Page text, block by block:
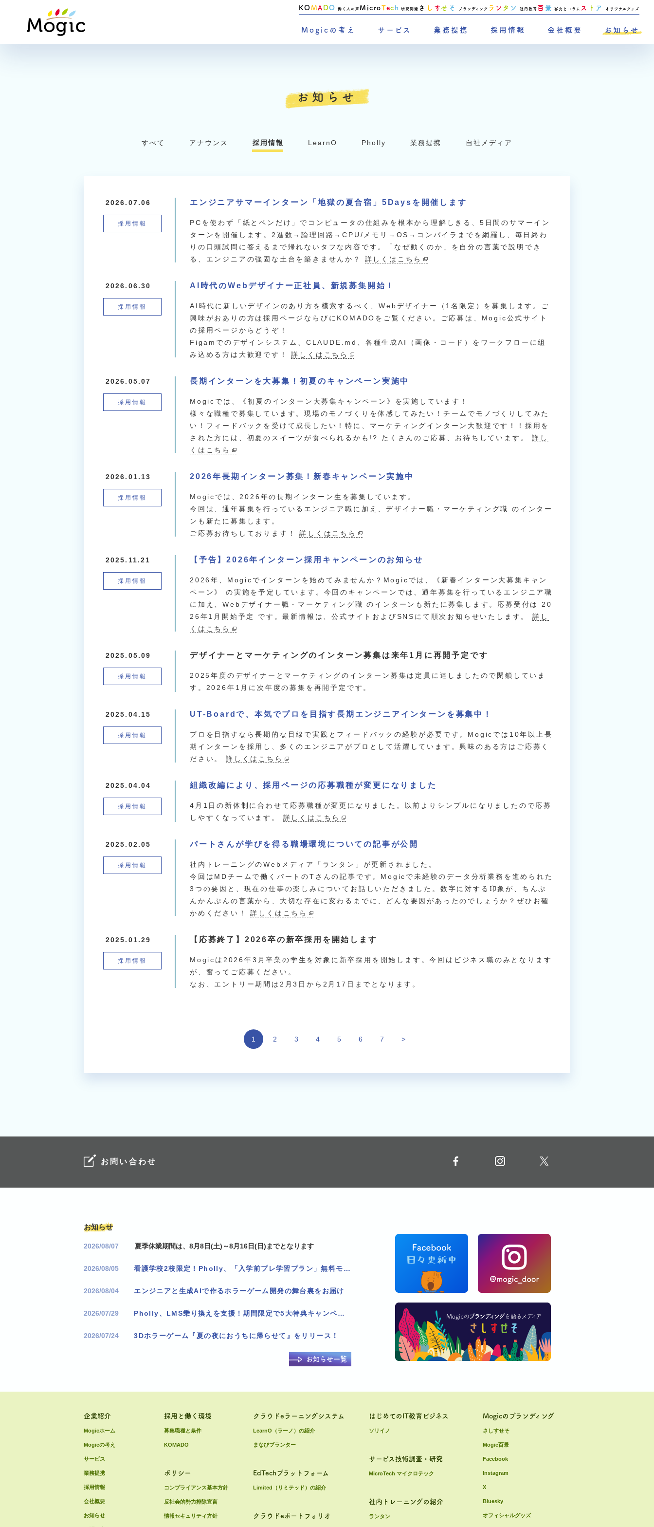
Mogicの考え サービス 業務提携 採用情報 会社概要 お知らせ
KO MA DO 働く人の声 MicroTec h 研究開発 さ し すせ そ ブランディング ラ ン タ ン 社内教育 百 景 写真とコラム ス ト ア オリジナルグッズ
お知らせ
すべて アナウンス 採用情報 LearnO Pholly 業務提携 自社メディア
2026.07.06
採用情報
エンジニアサマーインターン「地獄の夏合宿」5Daysを開催します
PCを使わず「紙とペンだけ」でコンピュータの仕組みを根本から理解しきる、5日間のサマーイン
ターンを開催します。2進数→論理回路→CPU/メモリ→OS→コンパイラまでを網羅し、毎日終わ
りの口頭試問に答えるまで帰れないタフな内容です。「なぜ動くのか」を自分の言葉で説明でき
る、エンジニアの強固な土台を築きませんか？ 詳しくはこちら
2026.06.30
採用情報
AI時代のWebデザイナー正社員、新規募集開始！
AI時代に新しいデザインのあり方を模索するべく、Webデザイナー（1名限定）を募集します。ご
興味がおありの方は採用ページならびにKOMADOをご覧ください。ご応募は、Mogic公式サイト
の採用ページからどうぞ！
Figamでのデザインシステム、CLAUDE.md、各種生成AI（画像・コード）をワークフローに組
み込める方は大歓迎です！詳しくはこちら
2026.05.07
採用情報
長期インターンを大募集！初夏のキャンペーン実施中
Mogicでは、《初夏のインターン大募集キャンペーン》を実施しています！
様々な職種で募集しています。現場のモノづくりを体感してみたい！チームでモノづくりしてみた
い！フィードバックを受けて成長したい！特に、マーケティングインターン大歓迎です！！採用を
された方には、初夏のスイーツが食べられるかも!? たくさんのご応募、お待ちしています。詳し
くはこちら
2026.01.13
採用情報
2026年長期インターン募集！新春キャンペーン実施中
Mogicでは、2026年の長期インターン生を募集しています。
今回は、通年募集を行っているエンジニア職に加え、デザイナー職・マーケティング職 のインター
ンも新たに募集します。
ご応募お待ちしております！詳しくはこちら
2025.11.21
採用情報
【予告】2026年インターン採用キャンペーンのお知らせ
2026年、Mogicでインターンを始めてみませんか？Mogicでは、《新春インターン大募集キャン
ペーン》 の実施を予定しています。今回のキャンペーンでは、通年募集を行っているエンジニア職
に加え、Webデザイナー職・マーケティング職 のインターンも新たに募集します。応募受付は 20
26年1月開始予定 です。最新情報は、公式サイトおよびSNSにて順次お知らせいたします。 詳し
くはこちら
2025.05.09
採用情報
デザイナーとマーケティングのインターン募集は来年1月に再開予定です
2025年度のデザイナーとマーケティングのインターン募集は定員に達しましたので閉鎖していま
す。2026年1月に次年度の募集を再開予定です。
2025.04.15
採用情報
UT-Boardで、本気でプロを目指す長期エンジニアインターンを募集中！
プロを目指すなら長期的な目線で実践とフィードバックの経験が必要です。Mogicでは10年以上長
期インターンを採用し、多くのエンジニアがプロとして活躍しています。興味のある方はご応募く
ださい。 詳しくはこちら
2025.04.04
採用情報
組織改編により、採用ページの応募職種が変更になりました
4月1日の新体制に合わせて応募職種が変更になりました。以前よりシンプルになりましたので応募
しやすくなっています。 詳しくはこちら
2025.02.05
採用情報
パートさんが学びを得る職場環境についての記事が公開
社内トレーニングのWebメディア「ランタン」が更新されました。
今回はMDチームで働くパートのTさんの記事です。Mogicで未経験のデータ分析業務を進められた
3つの要因と、現在の仕事の楽しみについてお話しいただきました。数字に対する印象が、ちんぷ
んかんぷんの言葉から、大切な存在に変わるまでに、どんな要因があったのでしょうか？ぜひお確
かめください！詳しくはこちら
2025.01.29
採用情報
【応募終了】2026卒の新卒採用を開始します
Mogicは2026年3月卒業の学生を対象に新卒採用を開始します。今回はビジネス職のみとなります
が、奮ってご応募ください。
なお、エントリー期間は2月3日から2月17日までとなります。
1 2 3 4 5 6 7 >
お問い合わせ
お知らせ
2026/08/07 夏季休業期間は、8月8日(土)～8月16日(日)までとなります
2026/08/05 看護学校2校限定！Pholly、「入学前プレ学習プラン」無料モニター追加募集！
2026/08/04 エンジニアと生成AIで作るホラーゲーム開発の舞台裏をお届け
2026/07/29 Pholly、LMS乗り換えを支援！期間限定で5大特典キャンペーンを実施！
2026/07/24 3Dホラーゲーム『夏の夜におうちに帰らせて』をリリース！
お知らせ一覧
企業紹介
Mogicホーム
Mogicの考え
サービス
業務提携
採用情報
会社概要
お知らせ
採用と働く環境
募集職種と条件
KOMADO
ポリシー
コンプライアンス基本方針
反社会的勢力排除宣言
情報セキュリティ方針
クラウドeラーニングシステム
LearnO（ラーノ）の紹介
まなびプランター
EdTechプラットフォーム
Limited（リミテッド）の紹介
クラウドeポートフォリオ
はじめてのIT教育ビジネス
ソリイノ
サービス技術調査・研究
MicroTech マイクロテック
社内トレーニングの紹介
ランタン
Mogicのブランディング
さしすせそ
Mogic百景
Facebook
Instagram
X
Bluesky
オフィシャルグッズ